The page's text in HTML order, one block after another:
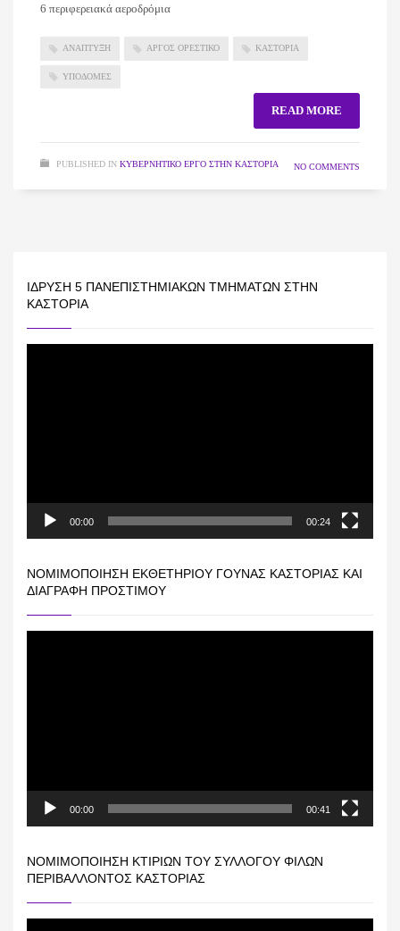
6 περιφερειακά αεροδρόμια
ΑΝΑΠΤΥΞΗ ΑΡΓΟΣ ΟΡΕΣΤΙΚΟ ΚΑΣΤΟΡΙΑ
ΥΠΟΔΟΜΕΣ
READ MORE
PUBLISHED IN ΚΥΒΕΡΝΗΤΙΚΌ ΈΡΓΟ ΣΤΗΝ ΚΑΣΤΟΡΙΆ NO COMMENTS
ΊΔΡΥΣΗ 5 ΠΑΝΕΠΙΣΤΗΜΙΑΚΏΝ ΤΜΗΜΆΤΩΝ ΣΤΗΝ
ΚΑΣΤΟΡΙΆ
00:00 00:24
ΝΟΜΙΜΟΠΟΊΗΣΗ ΕΚΘΕΤΗΡΊΟΥ ΓΟΎΝΑΣ ΚΑΣΤΟΡΙΆΣ ΚΑΙ
ΔΙΑΓΡΑΦΉ ΠΡΟΣΤΊΜΟΥ
00:00 00:41
ΝΟΜΙΜΟΠΟΊΗΣΗ ΚΤΙΡΊΩΝ ΤΟΥ ΣΥΛΛΌΓΟΥ ΦΊΛΩΝ
ΠΕΡΙΒΆΛΛΟΝΤΟΣ ΚΑΣΤΟΡΙΆΣ